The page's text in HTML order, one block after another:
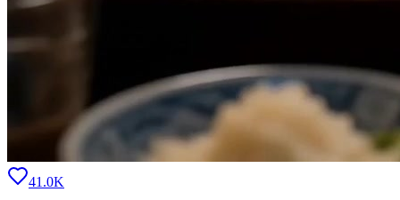
41.0K